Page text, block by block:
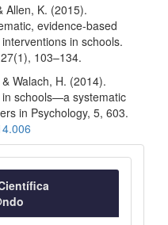
Allen, K. (2015).
evidence-based
in schools.
103–134.
Walach, H. (2014).
schools—a systematic
in Psychology, 5, 603.